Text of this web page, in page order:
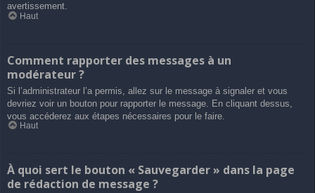
avertissement.
Haut
Comment rapporter des messages à un
modérateur ?
Si l’administrateur l’a permis, allez sur le message à signaler et vous
devriez voir un bouton pour rapporter le message. En cliquant dessus,
vous accéderez aux étapes nécessaires pour le faire.
Haut
À quoi sert le bouton « Sauvegarder » dans la page
de rédaction de message ?